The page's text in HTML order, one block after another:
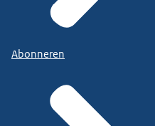
Abonneren